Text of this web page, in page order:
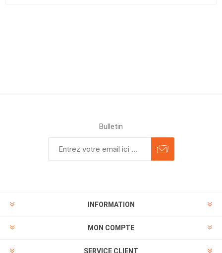
Bulletin
INFORMATION
MON COMPTE
SERVICE CLIENT